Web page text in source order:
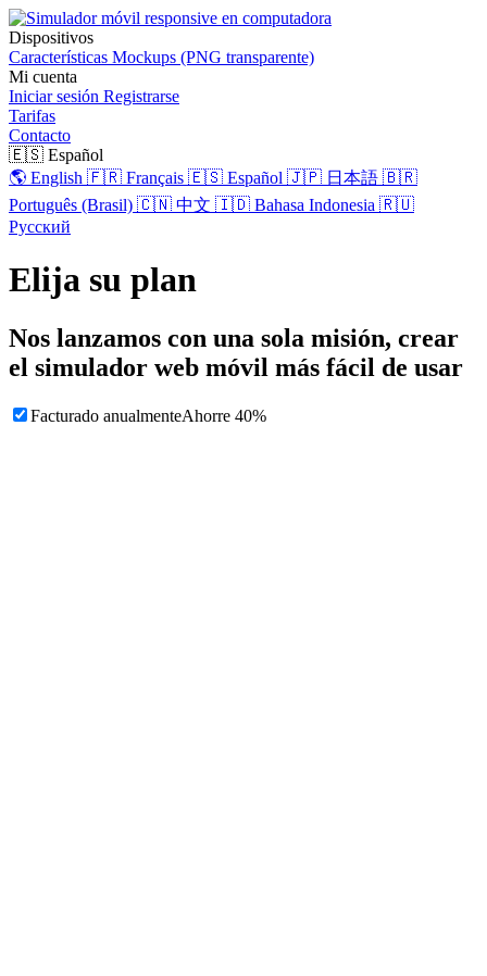
Dispositivos
Características Mockups (PNG transparente)
Mi cuenta
Iniciar sesión Registrarse
Tarifas
Contacto
🇪🇸 Español
🌎 English 🇫🇷 Français 🇪🇸 Español 🇯🇵 日本語 🇧🇷
Português (Brasil) 🇨🇳 中文 🇮🇩 Bahasa Indonesia 🇷🇺
Русский
Elija su plan
Nos lanzamos con una sola misión, crear
el simulador web móvil más fácil de usar
Facturado anualmenteAhorre 40%